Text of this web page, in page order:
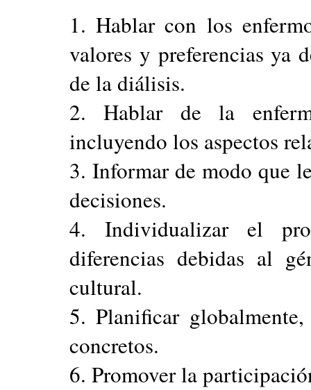
1. Hablar con los
valores y preferencias ya
de la diálisis.
2. Hablar de la
incluyendo los aspectos
3. Informar de modo que
decisiones.
4. Individualizar el
diferencias debidas al
cultural.
5. Planificar
concretos.
6. Promover la